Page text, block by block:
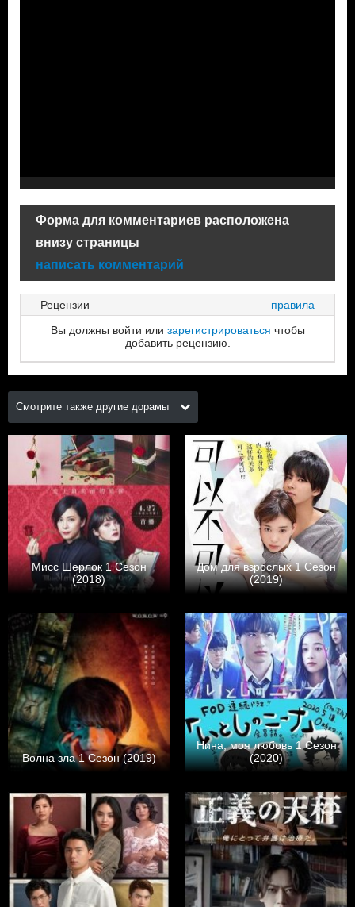
Форма для комментариев расположена
внизу страницы
написать комментарий
Рецензии
правила
Вы должны войти или зарегистрироваться чтобы
добавить рецензию.
Смотрите также другие дорамы
Мисс Шерлок 1 Сезон
(2018)
Дом для взрослых 1 Сезон
(2019)
Волна зла 1 Сезон (2019)
Нина, моя любовь 1 Сезон
(2020)